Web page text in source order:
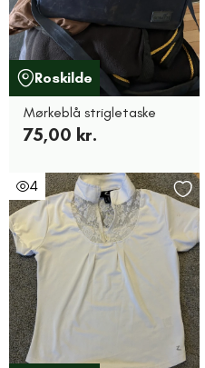
Roskilde
Mørkeblå strigletaske
75,00 kr.
4